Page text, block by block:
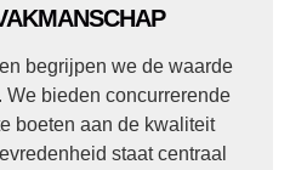
begrijpen we de waarde
We bieden concurrerende
boeten aan de kwaliteit
staat centraal